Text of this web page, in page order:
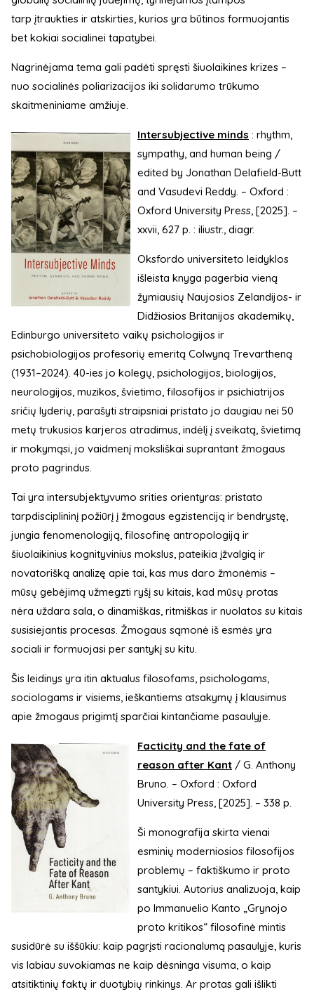
tarp įtraukties ir atskirties, kurios yra būtinos formuojantis
bet kokiai socialinei tapatybei.
Nagrinėjama tema gali padėti spręsti šiuolaikines krizes –
nuo socialinės poliarizacijos iki solidarumo trūkumo
skaitmeniniame amžiuje.
Intersubjective minds : rhythm,
sympathy, and human being /
edited by Jonathan Delafield-Butt
and Vasudevi Reddy. – Oxford :
Oxford University Press, [2025]. –
xxvii, 627 p. : iliustr., diagr.
Oksfordo universiteto leidyklos
išleista knyga pagerbia vieną
žymiausių Naujosios Zelandijos- ir
Didžiosios Britanijos akademikų,
Edinburgo universiteto vaikų psichologijos ir
psichobiologijos profesorių emeritą Colwyną Trevartheną
(1931–2024). 40-ies jo kolegų, psichologijos, biologijos,
neurologijos, muzikos, švietimo, filosofijos ir psichiatrijos
sričių lyderių, parašyti straipsniai pristato jo daugiau nei 50
metų trukusios karjeros atradimus, indėlį į sveikatą, švietimą
ir mokymąsi, jo vaidmenį moksliškai suprantant žmogaus
proto pagrindus.
Tai yra intersubjektyvumo srities orientyras: pristato
tarpdisciplininį požiūrį į žmogaus egzistenciją ir bendrystę,
jungia fenomenologiją, filosofinę antropologiją ir
šiuolaikinius kognityvinius mokslus, pateikia įžvalgią ir
novatorišką analizę apie tai, kas mus daro žmonėmis –
mūsų gebėjimą užmegzti ryšį su kitais, kad mūsų protas
nėra uždara sala, o dinamiškas, ritmiškas ir nuolatos su kitais
susisiejantis procesas. Žmogaus sąmonė iš esmės yra
sociali ir formuojasi per santykį su kitu.
Šis leidinys yra itin aktualus filosofams, psichologams,
sociologams ir visiems, ieškantiems atsakymų į klausimus
apie žmogaus prigimtį sparčiai kintančiame pasaulyje.
Facticity and the fate of
reason after Kant / G. Anthony
Bruno. – Oxford : Oxford
University Press, [2025]. – 338 p.
Ši monografija skirta vienai
esminių moderniosios filosofijos
problemų – faktiškumo ir proto
santykiui. Autorius analizuoja, kaip
po Immanuelio Kanto „Grynojo
proto kritikos“ filosofinė mintis
susidūrė su iššūkiu: kaip pagrįsti racionalumą pasaulyje, kuris
vis labiau suvokiamas ne kaip dėsninga visuma, o kaip
atsitiktinių faktų ir duotybių rinkinys. Ar protas gali išlikti